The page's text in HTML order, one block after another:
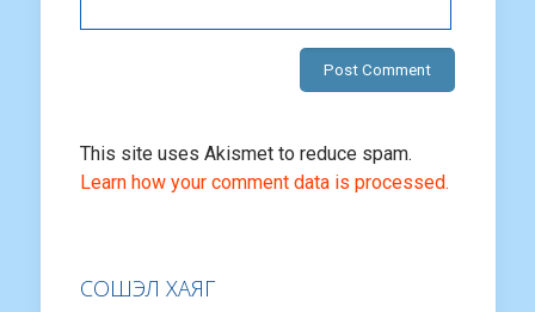
This site uses Akismet to reduce spam.
Learn how your comment data is processed.
СОШЭЛ ХАЯГ